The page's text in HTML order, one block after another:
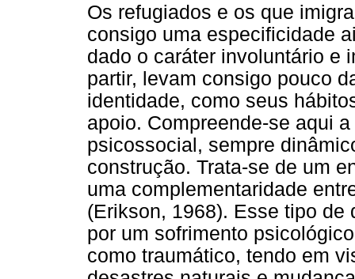
Os refugiados e os que
consigo uma especificidade
dado o caráter involuntário e
partir, levam consigo pouco
identidade, como seus
apoio. Compreende-se aqui
psicossocial, sempre
construção. Trata-se de um
uma complementaridade
(Erikson, 1968). Esse tipo
por um sofrimento
como traumático, tendo em